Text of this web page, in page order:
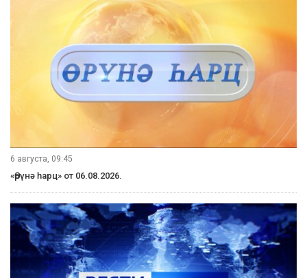
6 августа, 09:45
«Өрүнә һарц» от 06.08.2026.